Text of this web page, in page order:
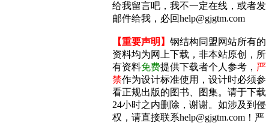
给我留言吧，我不一定在线，或者发
邮件给我，必回help@gjgtm.com
【重要声明】 钢结构同盟网站所有的
资料均为网上下载，非本站原创，所
有资料免费提供下载者个人参考， 严
禁作为设计标准使用，设计时必须参
看正规出版的图书、图集。请于下载
24小时之内删除，谢谢。如涉及到侵
权，请直接联系help@gjgtm.com！严